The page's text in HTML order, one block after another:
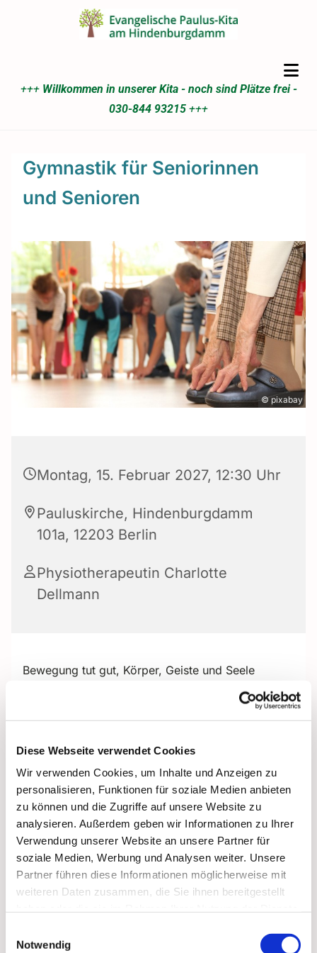
Diese Webseite verwendet Cookies
Wir verwenden Cookies, um Inhalte und Anzeigen zu
personalisieren, Funktionen für soziale Medien anbieten
zu können und die Zugriffe auf unsere Website zu
analysieren. Außerdem geben wir Informationen zu Ihrer
Verwendung unserer Website an unsere Partner für
soziale Medien, Werbung und Analysen weiter. Unsere
Partner führen diese Informationen möglicherweise mit
weiteren Daten zusammen, die Sie ihnen bereitgestellt
Notwendig
+++ Willkommen in unserer Kita - noch sind Plätze frei -
030-844 93215 +++
Gymnastik für Seniorinnen
und Senioren
© pixabay
Montag, 15. Februar 2027, 12:30 Uhr
Pauluskirche, Hindenburgdamm
101a, 12203 Berlin
Physiotherapeutin Charlotte
Dellmann
Bewegung tut gut, Körper, Geiste und Seele
mehr! Und wer sich aufrafft, dem wird der Lohn oft
unmittelbar zuteil.
Unter der Leitung von Frau Charlotte Dellmann,
zum Beispiel. Immer montags leitet die erfahrene
Übungsleiterin sanfte Bewegungen sowie ein
bisschen Kraft- und Konditionstraining an.
Bitte bringen Sie bequeme Kleidung mit.
Übungsmatten und andere Hilfsmittel sind
vorhanden.
Bei Fragen können Sie sich gern direkt an Frau